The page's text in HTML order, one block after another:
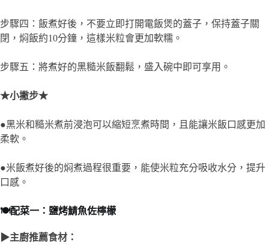
步驟四：飯煮好後，不要立即打開電飯煲的蓋子，保持蓋子關
閉，焖飯約10分鐘，這樣米粒會更加軟糯。
步驟五：將煮好的黑糙米飯翻鬆，盛入碗中即可享用。
★小撇步★
●黑米和糙米煮前浸泡可以縮短烹煮時間，且能讓米飯口感更加
柔軟。
●米飯煮好後的焖煮過程很重要，能使米粒充分吸收水分，提升
口感。
🍽️配菜一：鹽烤鯖魚佐檸檬
▶主廚推薦食材：